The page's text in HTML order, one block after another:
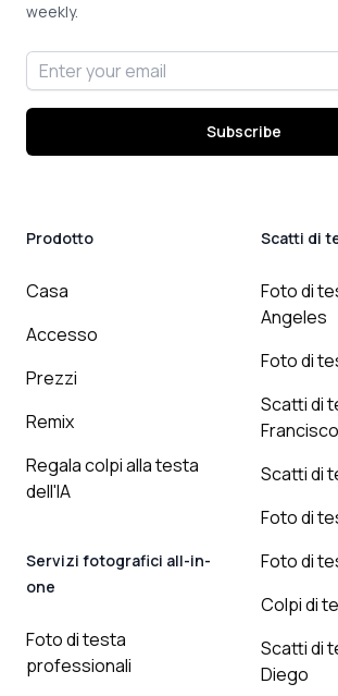
weekly.
Email address
Subscribe
Prodotto
Casa
Accesso
Prezzi
Remix
Regala colpi alla testa
dell'IA
Servizi fotografici all-in-
one
Foto di testa
professionali
Scatti di
Foto di
Angeles
Foto di
Scatti di
Francisco
Scatti di
Foto di
Foto di
Colpi di
Scatti di
Diego